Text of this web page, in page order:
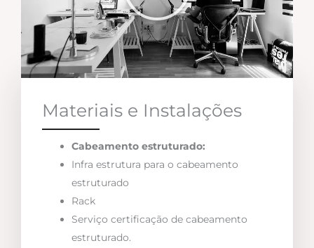
Materiais e Instalações
Cabeamento estruturado:
Infra estrutura para o cabeamento
estruturado
Rack
Serviço certificação de cabeamento
estruturado.